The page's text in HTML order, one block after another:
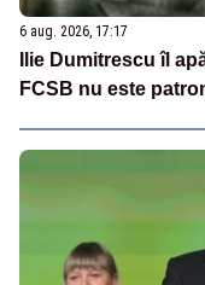
6 aug. 2026, 17:17
Ilie Dumitrescu îl
FCSB nu este